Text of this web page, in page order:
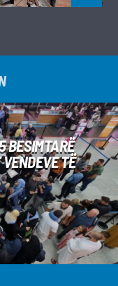
BESIMTARË
TË